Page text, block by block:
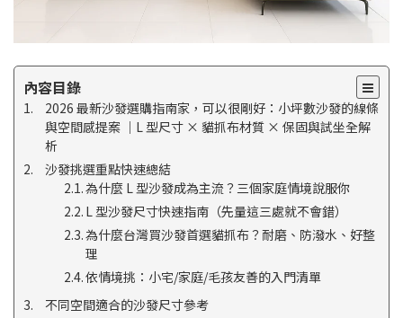
內容目錄
2026 最新沙發選購指南家，可以很剛好：小坪數沙發的線條
與空間感提案 ｜L 型尺寸 × 貓抓布材質 × 保固與試坐全解
析
沙發挑選重點快速總結
為什麼 L 型沙發成為主流？三個家庭情境說服你
L 型沙發尺寸快速指南（先量這三處就不會錯）
為什麼台灣買沙發首選貓抓布？耐磨、防潑水、好整
理
依情境挑：小宅/家庭/毛孩友善的入門清單
不同空間適合的沙發尺寸參考